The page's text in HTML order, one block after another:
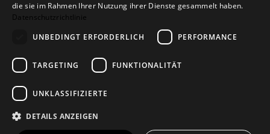
Versand Zahlarten
Retoure
Widerrufsformular
die sie im Rahmen Ihrer Nutzung ihrer Dienste gesammelt haben.
Datenschutzrichtlinie
UNBEDINGT ERFORDERLICH
PERFORMANCE
TARGETING FUNKTIONALITÄT
UNKLASSIFIZIERTE
DETAILS ANZEIGEN